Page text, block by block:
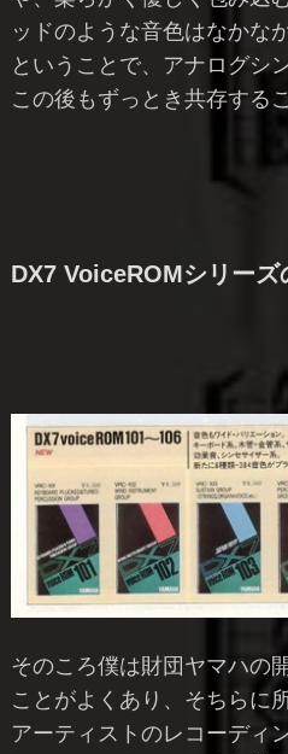
ッドのような音色はなかな
ということで、アナログシ
この後もずっとき共存する
DX7 VoiceROMシリーズ
そのころ僕は財団ヤマハの
ことがよくあり、そちらに
アーティストのレコーディ